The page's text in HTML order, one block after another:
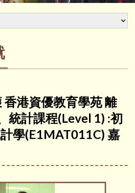
香港資優教育學苑 離
統計課程(Level 1) :初
學(E1MAT011C) 嘉